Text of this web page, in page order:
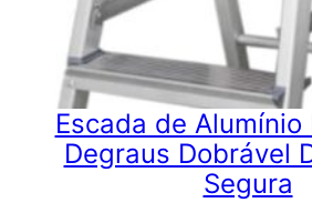
Escada de Alumínio
Degraus Dobrável
Segura